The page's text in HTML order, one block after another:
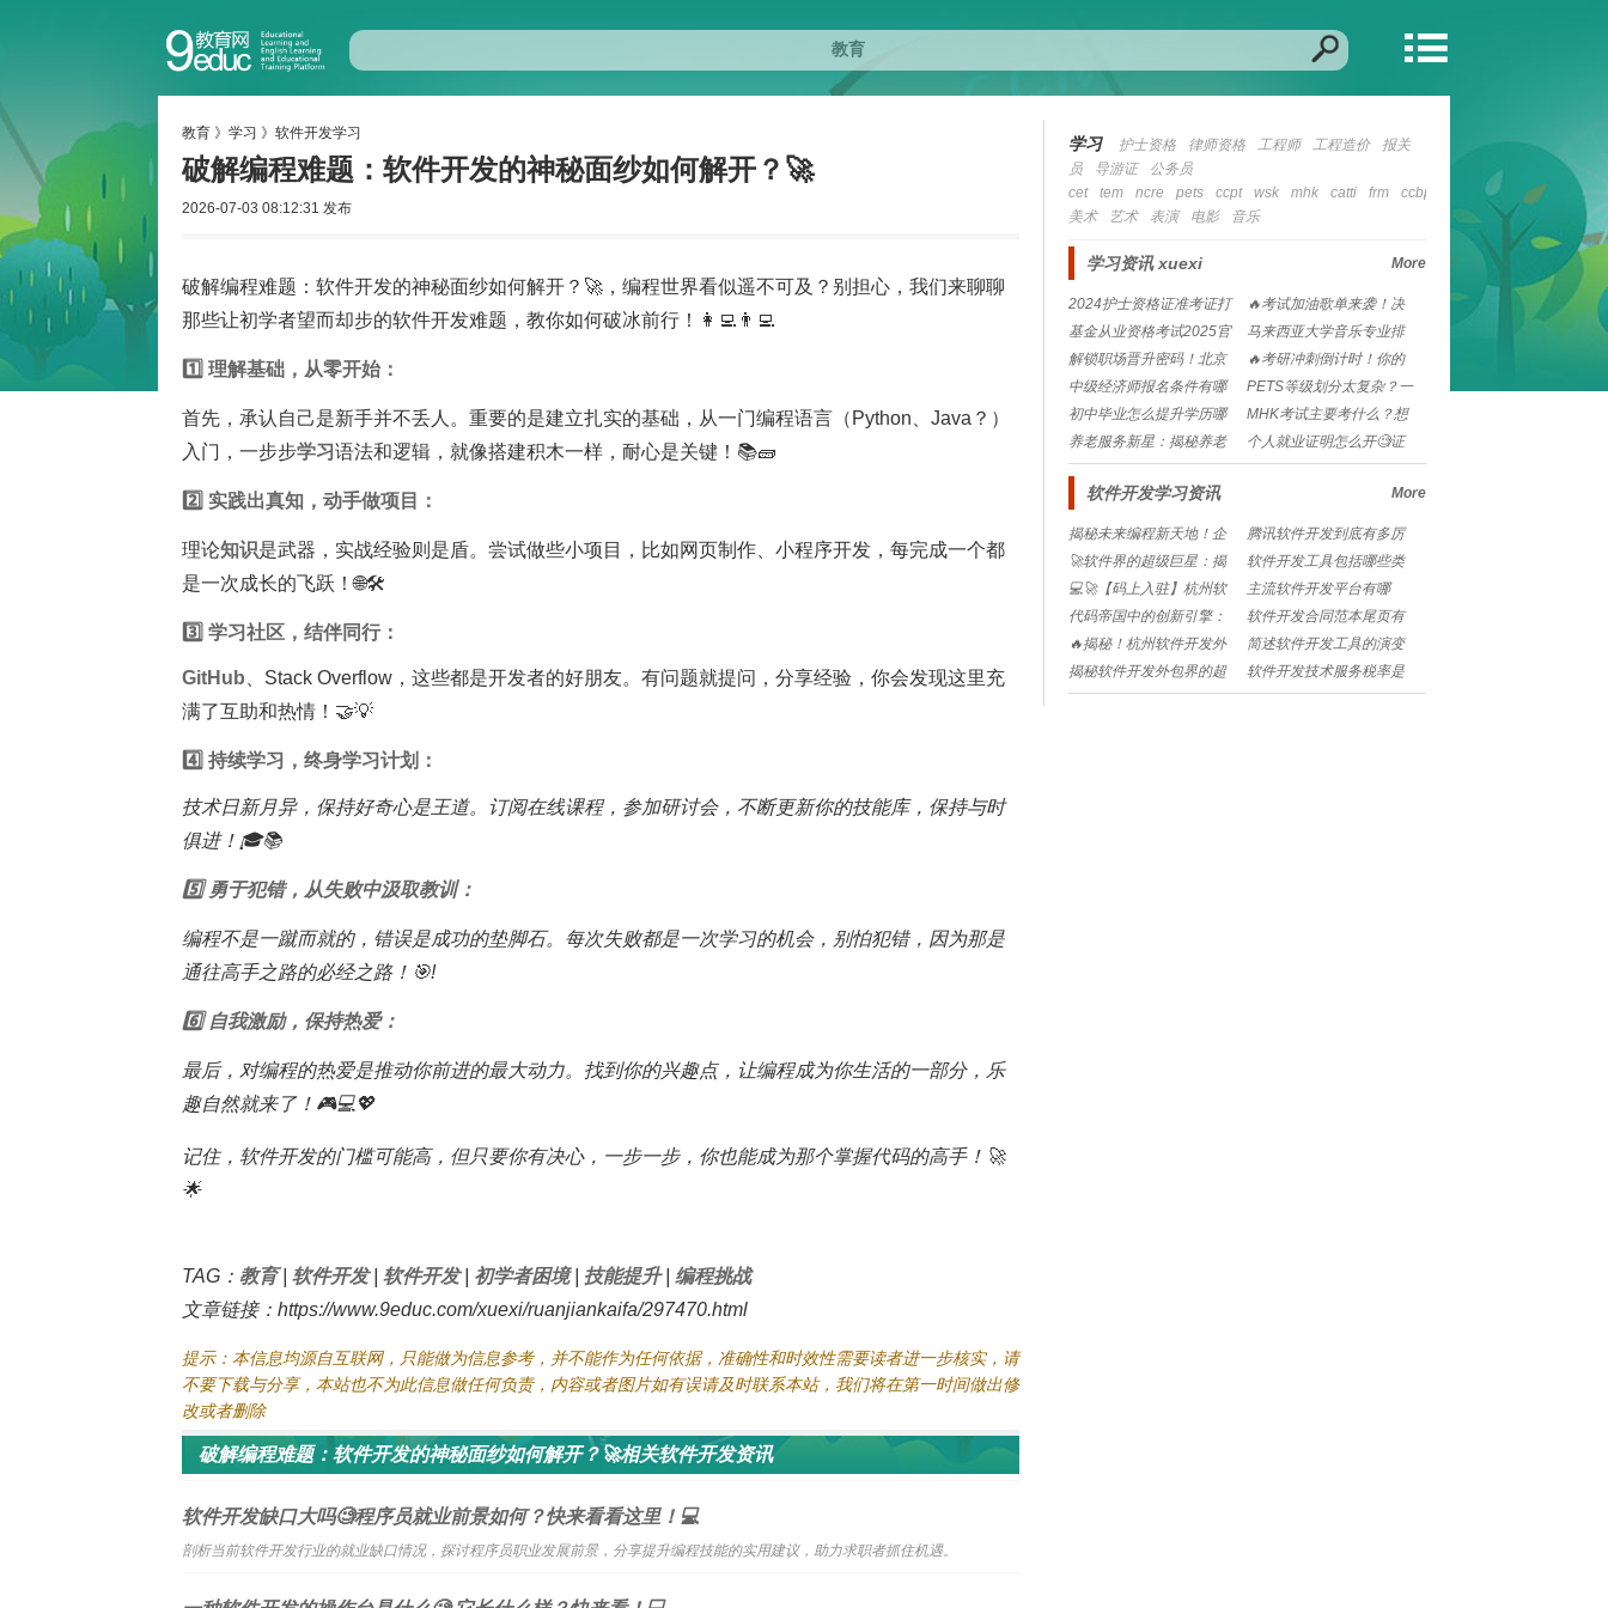
教育 》 学习 》 软件开发学习
破解编程难题：软件开发的神秘面纱如何解开？🚀
2026-07-03 08:12:31 发布
破解编程难题：软件开发的神秘面纱如何解开？🚀，编程世界看似遥不可及？别担心，我们来聊聊
那些让初学者望而却步的软件开发难题，教你如何破冰前行！👩‍💻👨‍💻
1️⃣ 理解基础，从零开始：
首先，承认自己是新手并不丢人。重要的是建立扎实的基础，从一门编程语言（Python、Java？）
入门，一步步学习语法和逻辑，就像搭建积木一样，耐心是关键！📚🧱
2️⃣ 实践出真知，动手做项目：
理论知识是武器，实战经验则是盾。尝试做些小项目，比如网页制作、小程序开发，每完成一个都
是一次成长的飞跃！🌐🛠️
3️⃣ 学习社区，结伴同行：
GitHub 、Stack Overflow，这些都是开发者的好朋友。有问题就提问，分享经验，你会发现这里充
满了互助和热情！🤝💡
4️⃣ 持续学习，终身学习计划：
技术日新月异，保持好奇心是王道。订阅在线课程，参加研讨会，不断更新你的技能库，保持与时
俱进！🎓📚
5️⃣ 勇于犯错，从失败中汲取教训：
编程不是一蹴而就的，错误是成功的垫脚石。每次失败都是一次学习的机会，别怕犯错，因为那是
通往高手之路的必经之路！🎯!
6️⃣ 自我激励，保持热爱：
最后，对编程的热爱是推动你前进的最大动力。找到你的兴趣点，让编程成为你生活的一部分，乐
趣自然就来了！🎮💻💖
记住，软件开发的门槛可能高，但只要你有决心，一步一步，你也能成为那个掌握代码的高手！🚀
🌟
TAG： 教育| 软件开发| 软件开发| 初学者困境| 技能提升| 编程挑战
文章链接：https://www.9educ.com/xuexi/ruanjiankaifa/297470.html
提示：本信息均源自互联网，只能做为信息参考，并不能作为任何依据，准确性和时效性需要读者进一步核实，请
不要下载与分享，本站也不为此信息做任何负责，内容或者图片如有误请及时联系本站，我们将在第一时间做出修
改或者删除
破解编程难题：软件开发的神秘面纱如何解开？🚀相关软件开发资讯
软件开发缺口大吗🧐程序员就业前景如何？快来看看这里！💻
剖析当前软件开发行业的就业缺口情况，探讨程序员职业发展前景，分享提升编程技能的实用建议，助力求职者抓住机遇。
学习 护士资格 律师资格 工程师 工程造价
报关
员
导游证
公务员
cet
tem ncre pets ccpt wsk mhk catti frm ccbp nit ccie ocp
美术
艺术 表演 电影 音乐
学习资讯xuexi More
2024护士资格证准考证打
印入口在哪？如
🔥考试加油歌单来袭！决
战考场，励志曲目助
基金从业资格考试2025官
网报名流程？小
马来西亚大学音乐专业排
名如何？想留学选校
解锁职场晋升密码！北京
人力资源管理师报考
🔥考研冲刺倒计时！你的
2025备考时间规
中级经济师报名条件有哪
些？工作年限怎么算
PETS等级划分太复杂？一
文读懂考试难度
初中毕业怎么提升学历哪
个简单🧐快速提升学
MHK考试主要考什么？想
拿高分必看的备考
养老服务新星：揭秘养老
护理员的温馨守护者
个人就业证明怎么开🧐证
件齐全才能安心求职
软件开发学习资讯 More
揭秘未来编程新天地！企
云云——软件开发者的超
级引擎🌐
腾讯软件开发到底有多厉
害？程序员都想知道的秘
密🔍
🚀软件界的超级巨星：揭
秘2025年度龙头股的秘密
硅谷密码!
软件开发工具包括哪些类
型🧐编程小白必看！快来
收藏！🚀
💻🚀【码上入驻】杭州软
件开发界的阿里巴巴：揭
秘2025年度招聘信息!
主流软件开发平台有哪
些？💻程序员都在用哪些
工具？🔥快来收藏！
代码帝国中的创新引擎：
揭秘2025北京软件开发外
包公司的秘密武器!
软件开发合同范本尾页有
什么需要注意的🧐如何确
保条款完整？✨
🔥揭秘！杭州软件开发外
包公司的创新引擎🔥
简述软件开发工具的演变
过程和原因🧐工具进化史
你知道吗？🚀
揭秘软件开发外包界的超
级英雄们：哪家公司最值
软件开发技术服务税率是
多少🧐税率计算公式详解